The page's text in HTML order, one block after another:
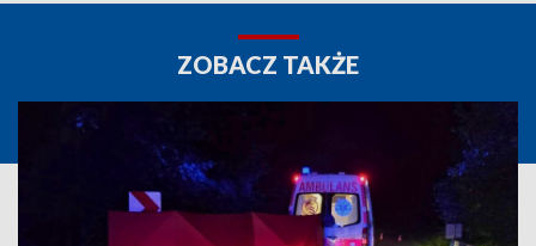
ZOBACZ TAKŻE